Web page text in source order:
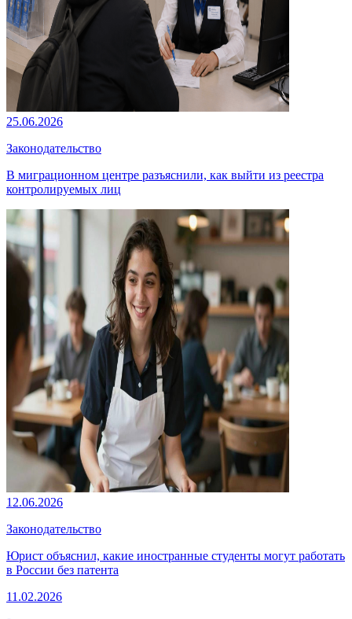
25.06.2026
Законодательство
В миграционном центре разъяснили, как выйти из реестра
контролируемых лиц
12.06.2026
Законодательство
Юрист объяснил, какие иностранные студенты могут работать
в России без патента
11.02.2026